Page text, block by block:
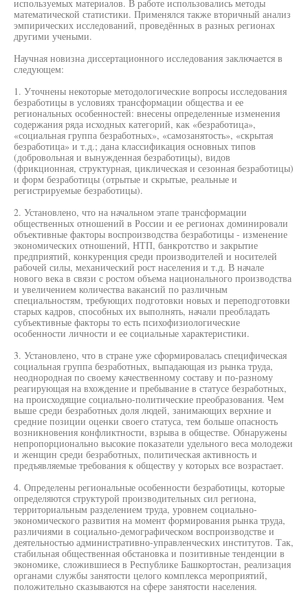
используемых материалов. В работе использовались методы
математической статистики. Применялся также вторичный анализ
эмпирических исследований, проведённых в разных регионах
другими учеными.
Научная новизна диссертационного исследования заключается в
следующем:
1. Уточнены некоторые методологические вопросы исследования
безработицы в условиях трансформации общества и ее
региональных особенностей: внесены определенные изменения
содержания ряда исходных категорий, как «безработица»,
«социальная группа безработных», «самозанятость», «скрытая
безработица» и т.д.; дана классификация основных типов
(добровольная и вынужденная безработицы), видов
(фрикционная, структурная, циклическая и сезонная безработицы)
и форм безработицы (отрытые и скрытые, реальные и
регистрируемые безработицы).
2. Установлено, что на начальном этапе трансформации
общественных отношений в России и ее регионах доминировали
объективные факторы воспроизводства безработицы - изменение
экономических отношений, НТП, банкротство и закрытие
предприятий, конкуренция среди производителей и носителей
рабочей силы, механический рост населения и т.д. В начале
нового века в связи с ростом объема национального производства
и увеличением количества вакансий по различным
специальностям, требующих подготовки новых и переподготовки
старых кадров, способных их выполнять, начали преобладать
субъективные факторы то есть психофизиологические
особенности личности и ее социальные характеристики.
3. Установлено, что в стране уже сформировалась специфическая
социальная группа безработных, выпадающая из рынка труда,
неоднородная по своему качественному составу и по-разному
реагирующая на вхождение и пребывание в статусе безработных,
на происходящие социально-политические преобразования. Чем
выше среди безработных доля людей, занимающих верхние и
средние позиции оценки своего статуса, тем больше опасность
возникновения конфликтности, взрыва в обществе. Обнаружены
непропорционально высокие показатели удельного веса молодежи
и женщин среди безработных, политическая активность и
предъявляемые требования к обществу у которых все возрастает.
4. Определены региональные особенности безработицы, которые
определяются структурой производительных сил региона,
территориальным разделением труда, уровнем социально-
экономического развития на момент формирования рынка труда,
различиями в социально-демографическом воспроизводстве и
деятельностью административно-управленческих институтов. Так,
стабильная общественная обстановка и позитивные тенденции в
экономике, сложившиеся в Республике Башкортостан, реализация
органами службы занятости целого комплекса мероприятий,
положительно сказываются на сфере занятости населения.